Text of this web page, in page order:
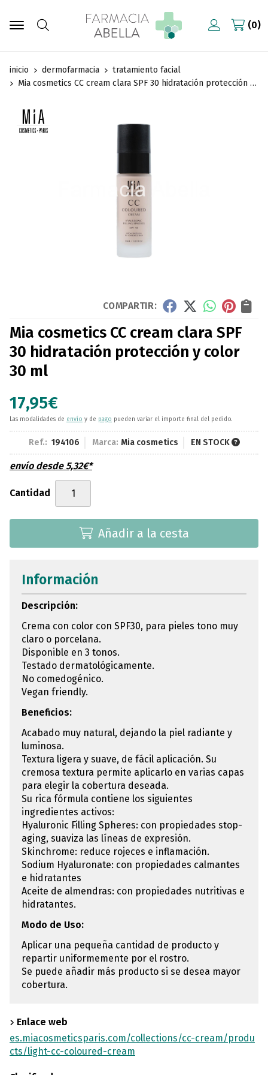
Buscar
0
inicio dermofarmacia
tratamiento facial
Mia cosmetics CC cream clara SPF 30 hidratación protección y color 30 ml
COMPARTIR:
Mia cosmetics CC cream clara SPF
30 hidratación protección y color
30 ml
17,95€
Las modalidades de envío y de pago pueden variar el importe final del pedido.
Ref.: 194106 Marca: Mia cosmetics EN STOCK
envío desde5,32€*
Cantidad
Añadir a la cesta
Información
Descripción:
Crema con color con SPF30, para pieles tono muy
claro o porcelana.
Disponible en 3 tonos.
Testado dermatológicamente.
No comedogénico.
Vegan friendly.
Beneficios:
Acabado muy natural, dejando la piel radiante y
luminosa.
Textura ligera y suave, de fácil aplicación. Su
cremosa textura permite aplicarlo en varias capas
para elegir la cobertura deseada.
Su rica fórmula contiene los siguientes
ingredientes activos:
Hyaluronic Filling Spheres: con propiedades stop-
aging, suaviza las líneas de expresión.
Skinchrome: reduce rojeces e inflamación.
Sodium Hyaluronate: con propiedades calmantes
e hidratantes
Aceite de almendras: con propiedades nutritivas e
hidratantes.
Modo de Uso:
Aplicar una pequeña cantidad de producto y
repartir uniformemente por el rostro.
Se puede añadir más producto si se desea mayor
cobertura.
Enlace web
es.miacosmeticsparis.com/collections/cc-cream/produ
cts/light-cc-coloured-cream